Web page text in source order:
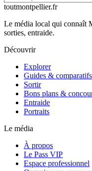
toutmontpellier.fr
Le média local qui connaît
sorties, entraide.
Découvrir
Explorer
Guides & comparatifs
Sortir
Bons plans &
Entraide
Portraits
Le média
À propos
Le Pass VIP
Espace professionnel